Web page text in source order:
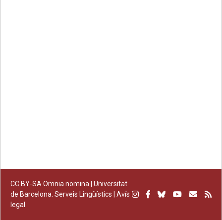
CC BY-SA Omnia nomina | Universitat
de Barcelona. Serveis Lingüístics
Avís
legal
Instagram
Facebook
BlueskyYoutube